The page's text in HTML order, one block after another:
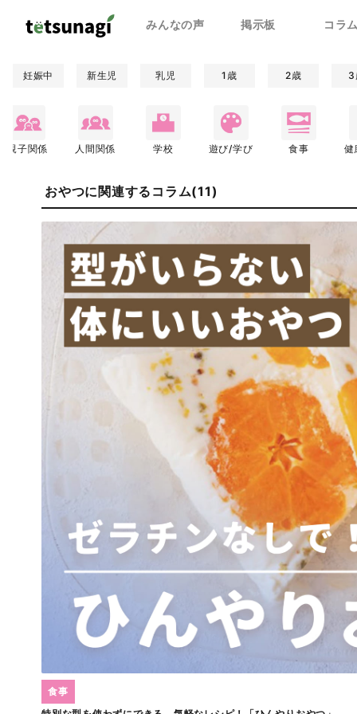
みんなの声 掲示板 コラ
妊娠中 新生児 乳児 1歳 2歳 3
親子関係 人間関係 学校 遊び/学び 食事 健
おやつに関連するコラム(11)
食事